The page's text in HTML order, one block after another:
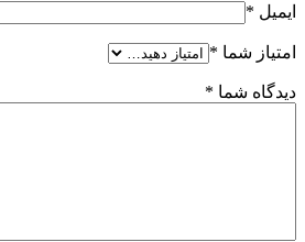
ایمیل *
امتیاز شما *
دیدگاه شما *